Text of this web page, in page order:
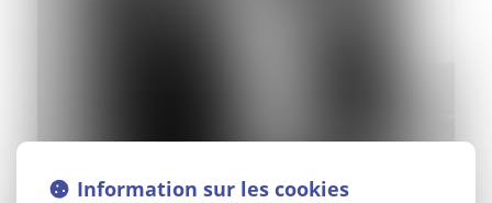
Information sur les cookies